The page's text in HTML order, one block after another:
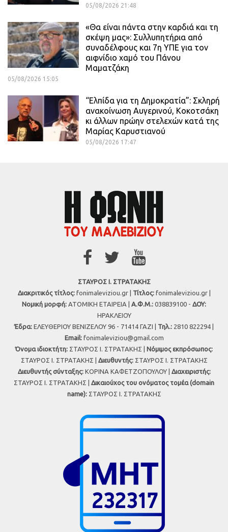
05/08/2026 21:48
«Θα είναι πάντα στην καρδιά και τη
σκέψη μας»: Συλλυπητήρια από
συναδέλφους και 7η ΥΠΕ για τον
αιφνίδιο χαμό του Πάνου
Μαματζάκη
05/08/2026 15:05
“Ελπίδα για τη Δημοκρατία”: Σκληρή
ανακοίνωση Αυγερινού, Κοκοτσάκη
κι άλλων πρώην στελεχών κατά της
Μαρίας Καρυστιανού
05/08/2026 17:47
ΣΤΑΥΡΟΣ Ι. ΣΤΡΑΤΑΚΗΣ
Διακριτικός τίτλος:fonimaleviziou.gr | Τίτλος:fonimaleviziou.gr |
Νομική μορφή: ΑΤΟΜΙΚΗ ΕΤΑΙΡΕΙΑ | Α.Φ.Μ.: 038839100 - ΔΟΥ:
ΗΡΑΚΛΕΙΟΥ
Έδρα: ΕΛΕΥΘΕΡΙΟΥ ΒΕΝΙΖΕΛΟΥ 96 - 71414 ΓΑΖΙ | Τηλ.: 2810 822294 |
Εmail: fonimaleviziou@gmail.com
Όνομα ιδιοκτήτη: ΣΤΑΥΡΟΣ Ι. ΣΤΡΑΤΑΚΗΣ | Νόμιμος εκπρόσωπος:
ΣΤΑΥΡΟΣ Ι. ΣΤΡΑΤΑΚΗΣ | Διευθυντής:ΣΤΑΥΡΟΣ Ι. ΣΤΡΑΤΑΚΗΣ
Διευθυντής σύνταξης:ΚΟΡΙΝΑ ΚΑΦΕΤΖΟΠΟΥΛΟΥ | Διαχειριστής:
ΣΤΑΥΡΟΣ Ι. ΣΤΡΑΤΑΚΗΣ | Δικαιούχος του ονόματος τομέα (domain
name):ΣΤΑΥΡΟΣ Ι. ΣΤΡΑΤΑΚΗΣ